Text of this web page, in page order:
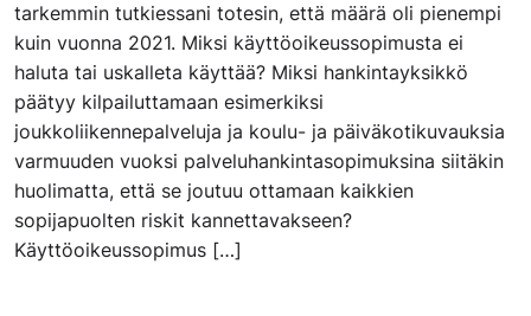
tarkemmin tutkiessani totesin, että määrä oli pienempi
kuin vuonna 2021. Miksi käyttöoikeussopimusta ei
haluta tai uskalleta käyttää? Miksi hankintayksikkö
päätyy kilpailuttamaan esimerkiksi
joukkoliikennepalveluja ja koulu- ja päiväkotikuvauksia
varmuuden vuoksi palveluhankintasopimuksina siitäkin
huolimatta, että se joutuu ottamaan kaikkien
sopijapuolten riskit kannettavakseen?
Käyttöoikeussopimus […]